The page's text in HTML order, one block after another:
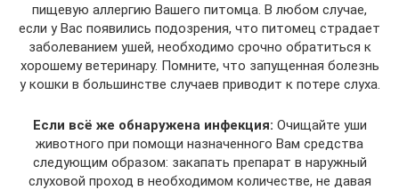
пищевую аллергию Вашего питомца. В любом случае,
если у Вас появились подозрения, что питомец страдает
заболеванием ушей, необходимо срочно обратиться к
хорошему ветеринару. Помните, что запущенная болезнь
у кошки в большинстве случаев приводит к потере слуха.
Если всё же обнаружена инфекция: Очищайте уши
животного при помощи назначенного Вам средства
следующим образом: закапать препарат в наружный
слуховой проход в необходимом количестве, не давая